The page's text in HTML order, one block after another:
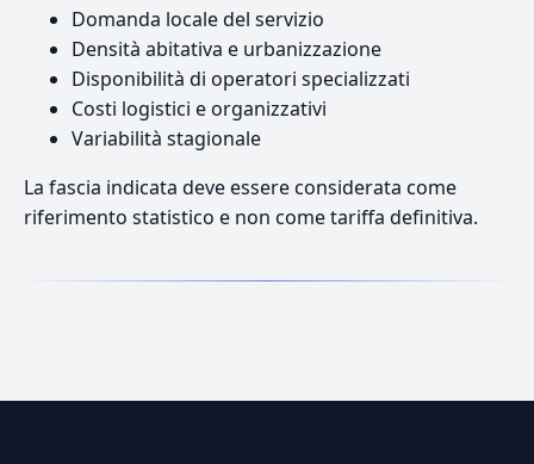
Domanda locale del servizio
Densità abitativa e urbanizzazione
Disponibilità di operatori specializzati
Costi logistici e organizzativi
Variabilità stagionale
La fascia indicata deve essere considerata come
riferimento statistico e non come tariffa definitiva.